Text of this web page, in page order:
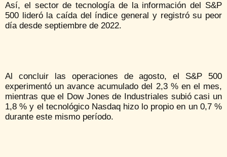
Así, el sector de tecnología de la información del S&P
500 lideró la caída del índice general y registró su peor
día desde septiembre de 2022.
Al concluir las operaciones de agosto, el S&P 500
experimentó un avance acumulado del 2,3 % en el mes,
mientras que el Dow Jones de Industriales subió casi un
1,8 % y el tecnológico Nasdaq hizo lo propio en un 0,7 %
durante este mismo período.